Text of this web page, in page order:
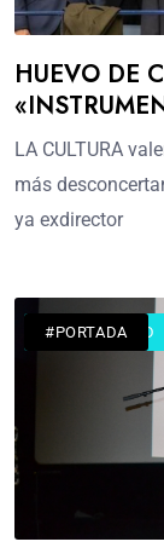
HUEVO DE
LA CULTURA
más
ya exdirector
#ACTUALIDAD
#PORTADA